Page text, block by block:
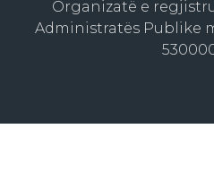
Organizatë e
Administratës Publike